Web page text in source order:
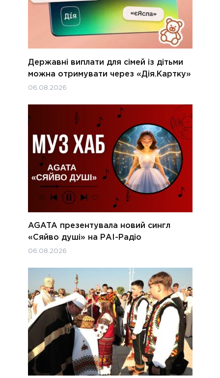
Державні виплати для сімей із дітьми
можна отримувати через «Дія.Картку»
06.08.2026
AGATA презентувала новий сингл
«Сяйво душі» на РАІ-Радіо
06.08.2026